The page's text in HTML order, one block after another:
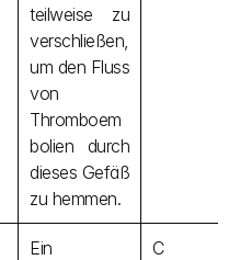
teilweise zu
verschließen,
um den Fluss
von
Thromboem
bolien durch
dieses Gefäß
zu hemmen.
Ein
C